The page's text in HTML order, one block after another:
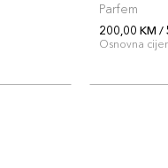
Parfem
200,00 KM /
Osnovna